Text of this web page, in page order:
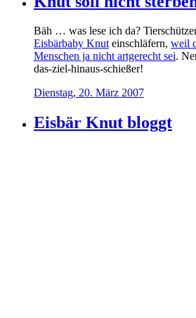
Bäh … was lese ich da?
Eisbärbaby Knuteinschläfern, weil
Menschen ja nicht artgerecht sei.
das-ziel-hinaus-schießer!
Dienstag, 20. März 2007
Eisbär Knut bloggt